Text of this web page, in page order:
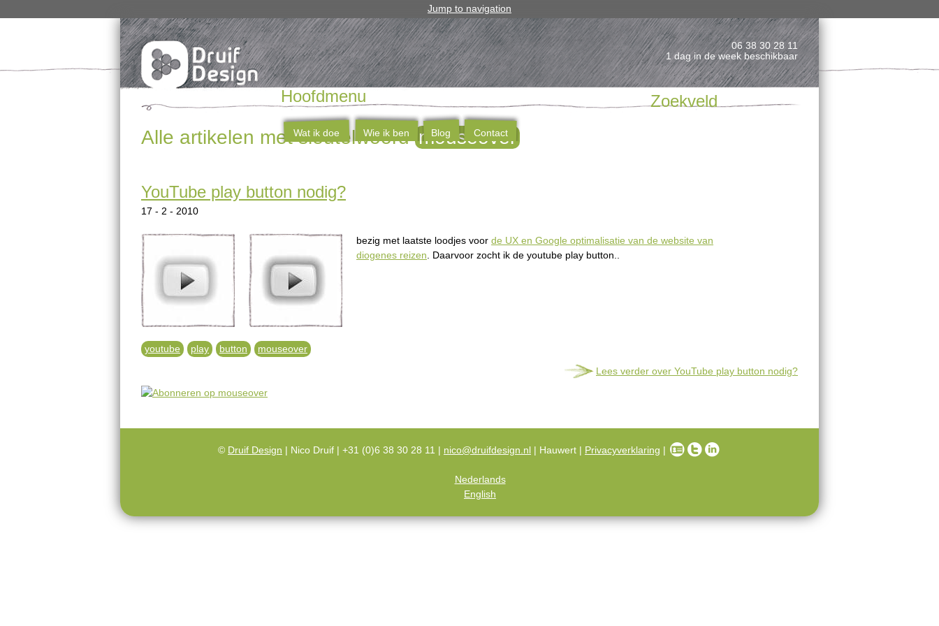
Jump to navigation
06 38 30 28 11
1 dag in de week beschikbaar
Zoekveld
Alle artikelen met sleutelwoordmouseover
YouTube play button nodig?
17 - 2 - 2010
bezig met laatste loodjes voor de UX en Google optimalisatie van de website van
diogenes reizen . Daarvoor zocht ik de youtube play button..
youtube play button mouseover
Lees verder over YouTube play button nodig?
Hoofdmenu
Wat ik doe Wie ik ben Blog Contact
© Druif Design | Nico Druif | +31 (0)6 38 30 28 11 | nico@druifdesign.nl | Hauwert | Privacyverklaring |
Nederlands
English